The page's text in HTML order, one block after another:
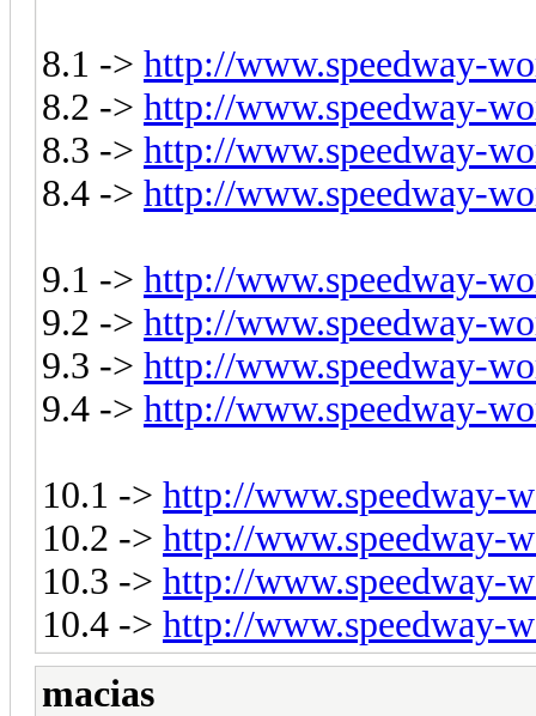
8.1 -> http://www.speedway-
8.2 -> http://www.speedway-
8.3 -> http://www.speedway-
8.4 -> http://www.speedway-
9.1 -> http://www.speedway-
9.2 -> http://www.speedway-
9.3 -> http://www.speedway-
9.4 -> http://www.speedway-
10.1 -> http://www.speedway-
10.2 -> http://www.speedway-
10.3 -> http://www.speedway-
10.4 -> http://www.speedway-
macias